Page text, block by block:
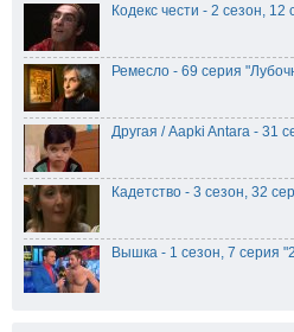
Кодекс чести - 2 сезон,
Ремесло - 69 серия
Другая / Aapki Antara - 31
Кадетство - 3 сезон, 32
Вышка - 1 сезон, 7 серия